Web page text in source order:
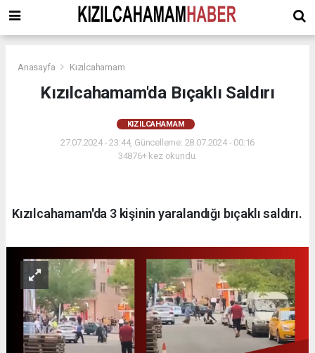
Anasayfa Kızılcahamam
Kızılcahamam'da Bıçaklı Saldırı
KIZILCAHAMAM
27.07.2024 - 23:44, Güncelleme: 28.07.2024 - 00:16
34876+ kez okundu.
Kızılcahamam'da 3 kişinin yaralandığı bıçaklı saldırı.